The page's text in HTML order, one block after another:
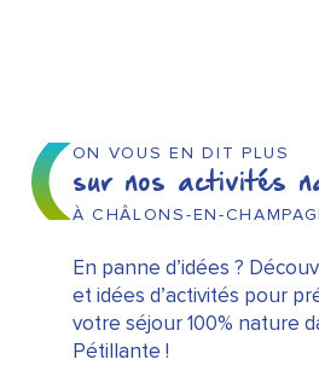
ON VOUS EN DIT PLUS
sur nos activités
À CHÂLONS-EN-
En panne d’idées ?
et idées d’activités pour
votre séjour 100% nature
Pétillante !